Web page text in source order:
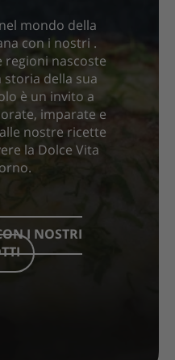
mondo della
con i nostri .
regioni nascoste
storia della sua
è un invito a
imparate e
nostre ricette
la Dolce Vita
I NOSTRI